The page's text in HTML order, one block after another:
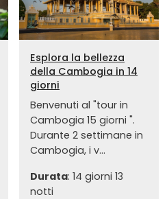
Esplora la bellezza
della Cambogia in 14
giorni
Benvenuti al "tour in
Cambogia 15 giorni ".
Durante 2 settimane in
Cambogia, i v...
Durata: 14 giorni 13
notti